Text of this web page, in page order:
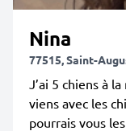
Nina
77515, Saint-
J’ai 5 chiens à
viens avec les
pourrais vous